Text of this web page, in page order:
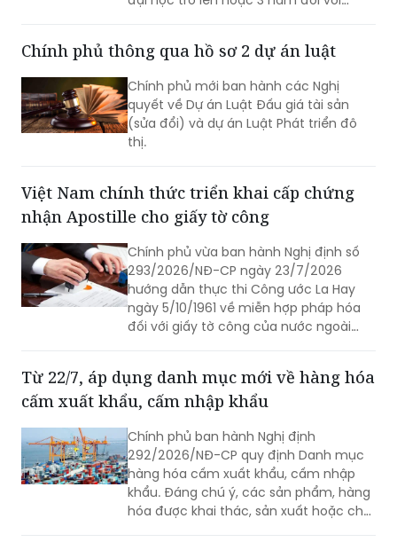
toán.
Chính phủ thông qua hồ sơ 2 dự án luật
Chính phủ mới ban hành các Nghị
quyết về Dự án Luật Đấu giá tài sản
(sửa đổi) và dự án Luật Phát triển đô
thị.
Việt Nam chính thức triển khai cấp chứng
nhận Apostille cho giấy tờ công
Chính phủ vừa ban hành Nghị định số
293/2026/NĐ-CP ngày 23/7/2026
hướng dẫn thực thi Công ước La Hay
ngày 5/10/1961 về miễn hợp pháp hóa
đối với giấy tờ công của nước ngoài
Từ 22/7, áp dụng danh mục mới về hàng hóa
cấm xuất khẩu, cấm nhập khẩu
Chính phủ ban hành Nghị định
292/2026/NĐ-CP quy định Danh mục
hàng hóa cấm xuất khẩu, cấm nhập
khẩu. Đáng chú ý, các sản phẩm, hàng
hóa được khai thác, sản xuất hoặc chế